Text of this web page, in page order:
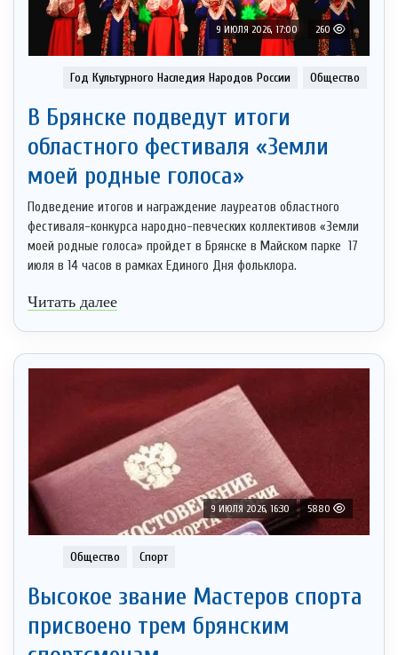
9 ИЮЛЯ 2026, 17:00 260
Год Культурного Наследия Народов России Общество
В Брянске подведут итоги
областного фестиваля «Земли
моей родные голоса»
Подведение итогов и награждение лауреатов областного
фестиваля-конкурса народно-певческих коллективов «Земли
моей родные голоса» пройдет в Брянске в Майском парке 17
июля в 14 часов в рамках Единого Дня фольклора.
Читать далее
9 ИЮЛЯ 2026, 16:30 5880
Общество Спорт
Высокое звание Мастеров спорта
присвоено трем брянским